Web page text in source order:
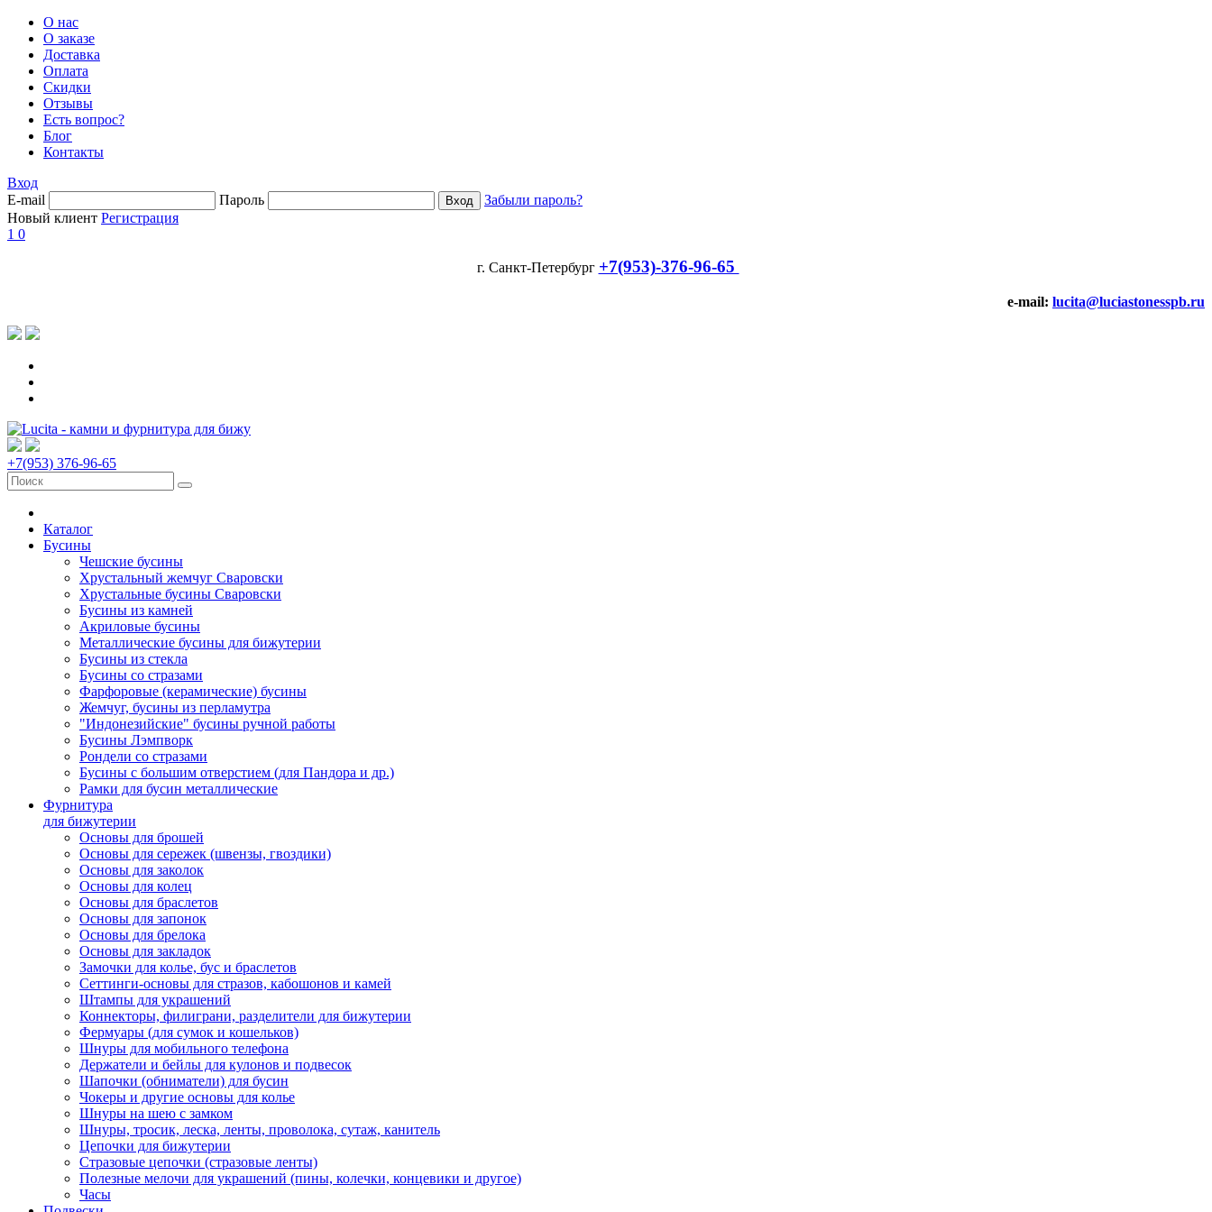
О нас
О заказе
Доставка
Оплата
Скидки
Отзывы
Есть вопрос?
Блог
Контакты
Вход
E-mail
Пароль
Забыли пароль?
Новый клиент Регистрация
1 0
г. Санкт-Петербург +7(953)-376-96-65
e-mail: lucita@luciastonesspb.ru
+7(953) 376-96-65
Каталог
Бусины
Чешские бусины
Хрустальный жемчуг Сваровски
Хрустальные бусины Сваровски
Бусины из камней
Акриловые бусины
Металлические бусины для бижутерии
Бусины из стекла
Бусины со стразами
Фарфоровые (керамические) бусины
Жемчуг, бусины из перламутра
"Индонезийские" бусины ручной работы
Бусины Лэмпворк
Рондели со стразами
Бусины с большим отверстием (для Пандора и др.)
Рамки для бусин металлические
Фурнитура
для бижутерии
Основы для брошей
Основы для сережек (швензы, гвоздики)
Основы для заколок
Основы для колец
Основы для браслетов
Основы для запонок
Основы для брелока
Основы для закладок
Замочки для колье, бус и браслетов
Сеттинги-основы для стразов, кабошонов и камей
Штампы для украшений
Коннекторы, филиграни, разделители для бижутерии
Фермуары (для сумок и кошельков)
Шнуры для мобильного телефона
Держатели и бейлы для кулонов и подвесок
Шапочки (обниматели) для бусин
Чокеры и другие основы для колье
Шнуры на шею с замком
Шнуры, тросик, леска, ленты, проволока, сутаж, канитель
Цепочки для бижутерии
Стразовые цепочки (стразовые ленты)
Полезные мелочи для украшений (пины, колечки, концевики и другое)
Часы